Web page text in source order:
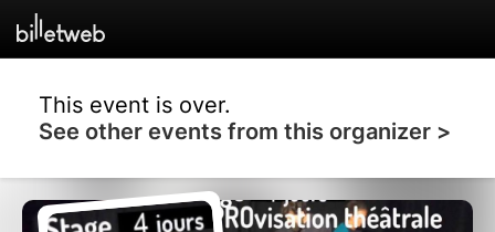
This event is over.
See other events from this organizer >